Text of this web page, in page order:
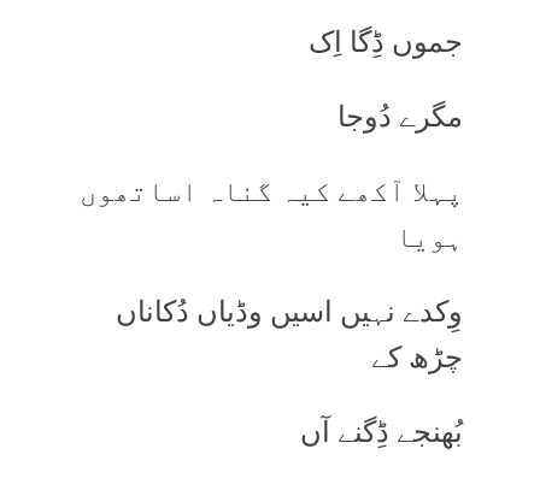
جموں ڈِگا اِک
مگرے دُوجا
پہلا آکھے کیہ گناہ اساتھوں
ہویا
وِکدے نہیں اسیں وڈیاں دُکاناں
چڑھ کے
بُھنجے ڈِگنے آں